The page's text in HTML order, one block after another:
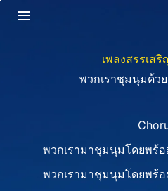
เพลงสรรเส
พวกเราชุมนุมด้ว
พวกเรามาชุมนุมโดยพร้
พวกเรามาชุมนุมโดยพร้